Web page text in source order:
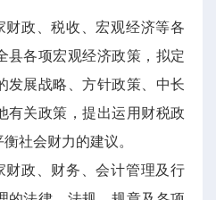
财政、税收、宏观经济等各
县各项宏观经济政策，拟定
发展战略、方针政策、中长
有关政策，提出运用财税政
社会财力的建议。
财政、财务、会计管理及行